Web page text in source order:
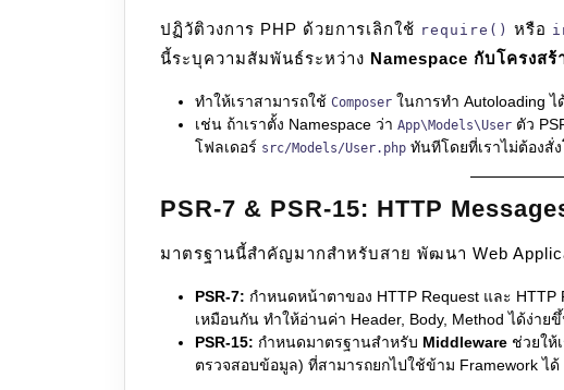
ปฏิวัติวงการ PHP ด้วยการเลิกใช้ require() หรือ
นี้ระบุความสัมพันธ์ระหว่าง Namespace กับโครงส
ทำให้เราสามารถใช้ Composer ในการทำ Autoloading ไ
เช่น ถ้าเราตั้ง Namespace ว่า App\Models\User ตัว
โฟลเดอร์ src/Models/User.php ทันทีโดยที่เราไม่ต้องสั่
PSR-7 & PSR-15: HTTP
มาตรฐานนี้สำคัญมากสำหรับสาย พัฒนา Web
PSR-7: กำหนดหน้าตาของ HTTP Request และ HTTP
เหมือนกัน ทำให้อ่านค่า Header, Body, Method ได้ง่าย
PSR-15: กำหนดมาตรฐานสำหรับ Middleware ช่วยให้
ตรวจสอบข้อมูล) ที่สามารถยกไปใช้ข้าม Framework ได้